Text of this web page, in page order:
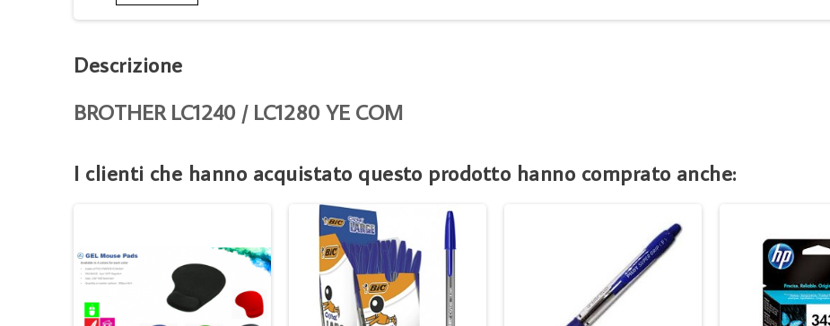
Descrizione
BROTHER LC1240 / LC1280 YE COM
I clienti che hanno acquistato questo prodotto hanno comprato anche: